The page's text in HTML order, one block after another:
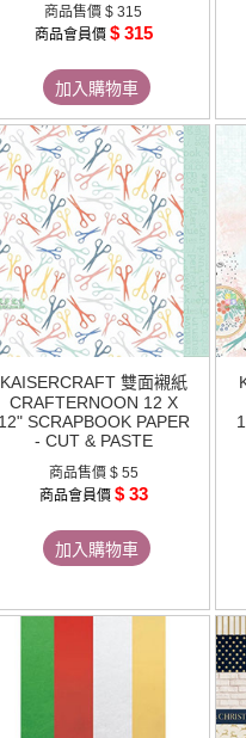
商品售價 $ 315
商品會員價 $ 315
加入購物車
KAISERCRAFT 雙面襯紙
CRAFTERNOON 12 X
12" SCRAPBOOK PAPER
- CUT & PASTE
商品售價 $ 55
商品會員價 $ 33
加入購物車